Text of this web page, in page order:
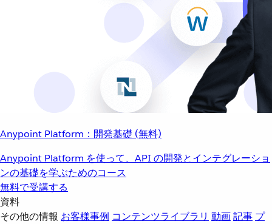
Anypoint Platform：開発基礎 (無料)
Anypoint Platform を使って、API の開発とインテグレーショ
ンの基礎を学ぶためのコース
無料で受講する
資料
その他の情報 お客様事例 コンテンツライブラリ 動画記事 プ